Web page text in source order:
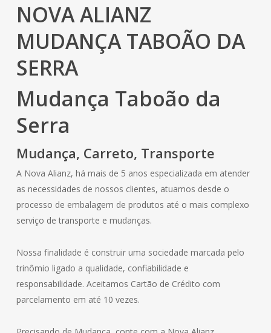
NOVA ALIANZ
MUDANÇA TABOÃO DA
SERRA
Mudança Taboão da
Serra
Mudança, Carreto, Transporte
A Nova Alianz, há mais de 5 anos especializada em atender
as necessidades de nossos clientes, atuamos desde o
processo de embalagem de produtos até o mais complexo
serviço de transporte e mudanças.
Nossa finalidade é construir uma sociedade marcada pelo
trinômio ligado a qualidade, confiabilidade e
responsabilidade. Aceitamos Cartão de Crédito com
parcelamento em até 10 vezes.